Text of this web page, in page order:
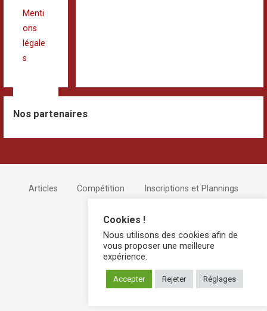
Menti
ons
légale
s
Nos partenaires
Articles Compétition Inscriptions et Plannings
Cookies !
Nous utilisons des cookies afin de
vous proposer une meilleure
expérience.
Accepter Rejeter Réglages